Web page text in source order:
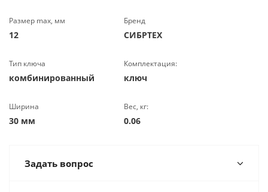
Размер max, мм
12
Бренд
СИБРТЕХ
Тип ключа
комбинированный
Комплектация:
ключ
Ширина
30 мм
Вес, кг:
0.06
Задать вопрос